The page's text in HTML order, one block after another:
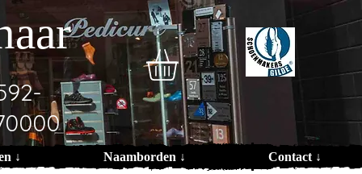
↓ Naamborden ↓ Contact ↓